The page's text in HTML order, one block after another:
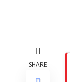
SHARE